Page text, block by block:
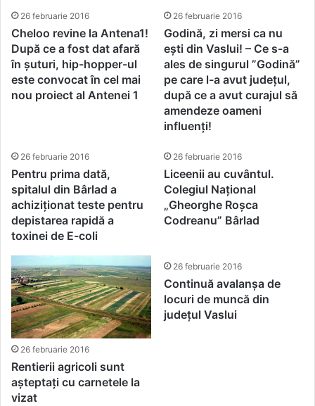
26 februarie 2016
Cheloo revine la Antena1!
După ce a fost dat afară
în șuturi, hip-hopper-ul
este convocat în cel mai
nou proiect al Antenei 1
26 februarie 2016
Godină, zi mersi ca nu
ești din Vaslui! – Ce s-a
ales de singurul ”Godină”
pe care l-a avut județul,
după ce a avut curajul să
amendeze oameni
influenți!
26 februarie 2016
Pentru prima dată,
spitalul din Bârlad a
achiziționat teste pentru
depistarea rapidă a
toxinei de E-coli
26 februarie 2016
Liceenii au cuvântul.
Colegiul Național
„Gheorghe Roșca
Codreanu” Bârlad
26 februarie 2016
Rentierii agricoli sunt
așteptați cu carnetele la
vizat
26 februarie 2016
Continuă avalanșa de
locuri de muncă din
județul Vaslui